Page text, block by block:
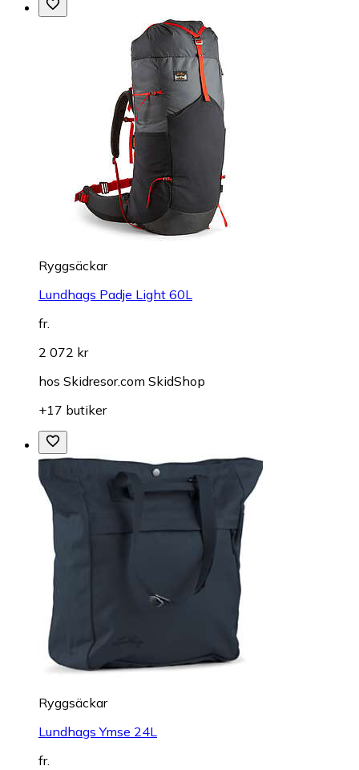
Ryggsäckar
Lundhags Padje Light 60L
fr.
2 072 kr
hos Skidresor.com SkidShop
+17 butiker
Ryggsäckar
Lundhags Ymse 24L
fr.